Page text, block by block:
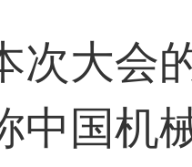
大会的
中国